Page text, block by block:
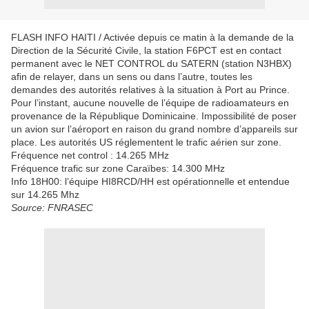
FLASH INFO HAITI / Activée depuis ce matin à la demande de la
Direction de la Sécurité Civile, la station F6PCT est en contact
permanent avec le NET CONTROL du SATERN (station N3HBX)
afin de relayer, dans un sens ou dans l’autre, toutes les
demandes des autorités relatives à la situation à Port au Prince.
Pour l’instant, aucune nouvelle de l’équipe de radioamateurs en
provenance de la République Dominicaine. Impossibilité de poser
un avion sur l’aéroport en raison du grand nombre d’appareils sur
place. Les autorités US réglementent le trafic aérien sur zone.
Fréquence net control : 14.265 MHz
Fréquence trafic sur zone Caraïbes: 14.300 MHz
Info 18H00: l’équipe HI8RCD/HH est opérationnelle et entendue
sur 14.265 Mhz
Source: FNRASEC